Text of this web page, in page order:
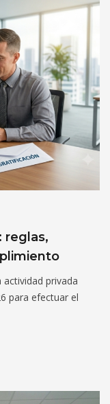
reglas,
privada
para efectuar el